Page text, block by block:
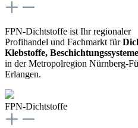
FPN-Dichtstoffe ist Ihr regionaler
Profihandel und Fachmarkt für
Klebstoffe, Beschichtungssysteme
in der Metropolregion Nürnberg-
Erlangen.
FPN-Dichtstoffe